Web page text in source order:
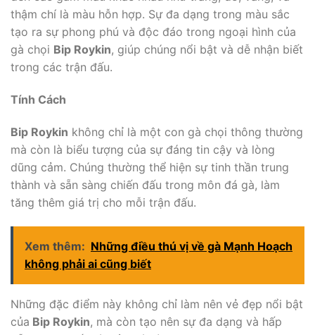
thậm chí là màu hỗn hợp. Sự đa dạng trong màu sắc
tạo ra sự phong phú và độc đáo trong ngoại hình của
gà chọi Bip Roykin, giúp chúng nổi bật và dễ nhận biết
trong các trận đấu.
Tính Cách
Bip Roykin không chỉ là một con gà chọi thông thường
mà còn là biểu tượng của sự đáng tin cậy và lòng
dũng cảm. Chúng thường thể hiện sự tinh thần trung
thành và sẵn sàng chiến đấu trong môn đá gà, làm
tăng thêm giá trị cho mỗi trận đấu.
Xem thêm: Những điều thú vị về gà Mạnh Hoạch
không phải ai cũng biết
Những đặc điểm này không chỉ làm nên vẻ đẹp nổi bật
của Bip Roykin, mà còn tạo nên sự đa dạng và hấp